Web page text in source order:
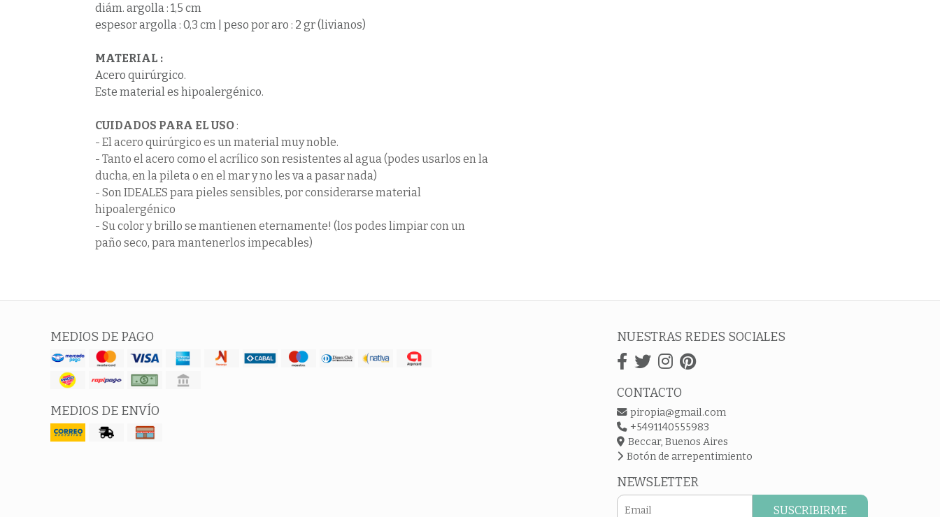
diám. argolla : 1,5 cm
espesor argolla : 0,3 cm | peso por aro : 2 gr (livianos)
MATERIAL :
Acero quirúrgico.
Este material es hipoalergénico.
CUIDADOS PARA EL USO :
- El acero quirúrgico es un material muy noble.
- Tanto el acero como el acrílico son resistentes al agua (podes usarlos en la
ducha, en la pileta o en el mar y no les va a pasar nada)
- Son IDEALES para pieles sensibles, por considerarse material
hipoalergénico
- Su color y brillo se mantienen eternamente! (los podes limpiar con un
paño seco, para mantenerlos impecables)
MEDIOS DE PAGO
MEDIOS DE ENVÍO
NUESTRAS REDES SOCIALES
CONTACTO
piropia@gmail.com
+5491140555983
Beccar, Buenos Aires
Botón de arrepentimiento
NEWSLETTER
SUSCRIBIRME